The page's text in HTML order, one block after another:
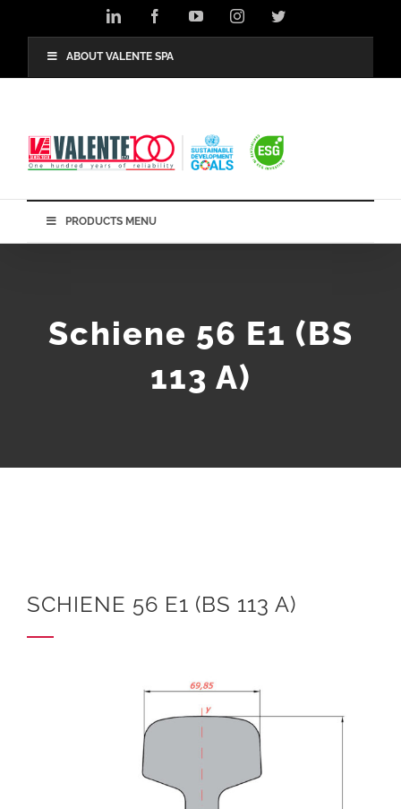
LinkedIn FacebookYouTubeInstagramTwitter
ABOUT VALENTE SPA
PRODUCTS MENU
Schiene 56 E1 (BS
113 A)
SCHIENE 56 E1 (BS 113 A)